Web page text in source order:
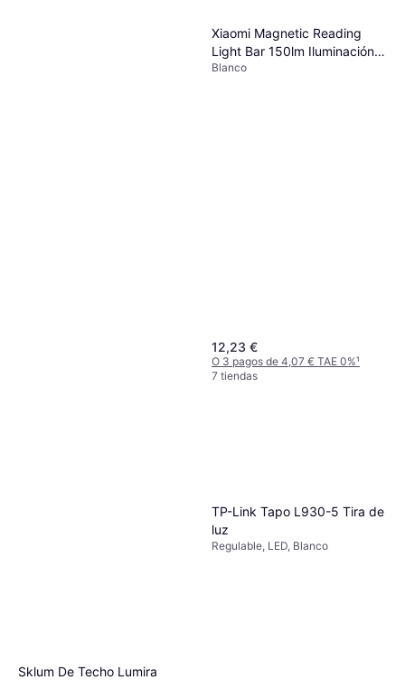
Xiaomi Magnetic Reading
Light Bar 150lm Iluminación
de banco
Blanco
12,23 €
O 3 pagos de 4,07 € TAE 0%¹
7 tiendas
Sklum De Techo Lumira
TP-Link Tapo L930-5 Tira de
luz
Regulable, LED, Blanco